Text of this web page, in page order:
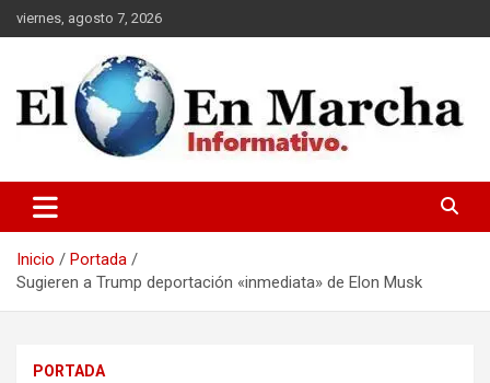
Saltar
al
viernes, agosto 7, 2026
elmundoenmarcha.net
Inicio
Portada
Sugieren a Trump deportación «inmediata» de Elon Musk
PORTADA